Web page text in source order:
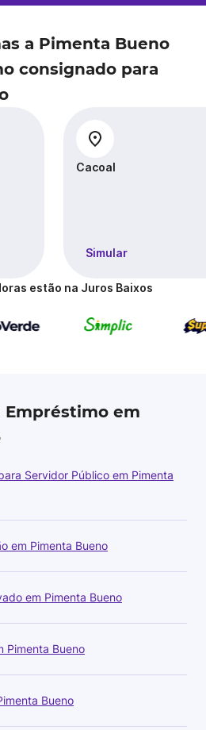
a Pimenta Bueno
consignado para
Cacoal
Simular
estão na Juros Baixos
em
Servidor Público em Pimenta
em Pimenta Bueno
em Pimenta Bueno
Pimenta Bueno
Bueno